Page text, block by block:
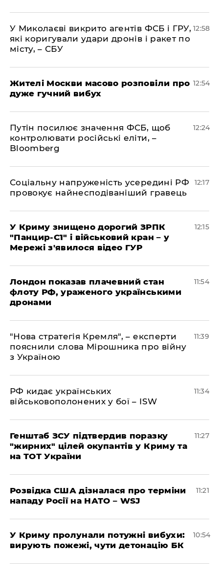
У Миколаєві викрито агентів ФСБ і ГРУ,
які коригували удари дронів і ракет по
місту, – СБУ
12:58
Жителі Москви масово розповіли про
дуже гучний вибух
12:54
Путін посилює значення ФСБ, щоб
контролювати російські еліти, –
Bloomberg
12:24
Соціальну напруженість усередині РФ
провокує найнесподіваніший гравець
12:17
У Криму знищено дорогий ЗРПК
"Панцир-С1" і військовий кран – у
Мережі з'явилося відео ГУР
12:15
Лондон показав плачевний стан
флоту РФ, ураженого українськими
дронами
11:54
"Нова стратегія Кремля", – експерти
пояснили слова Мірошника про війну
з Україною
11:39
РФ кидає українських
військовополонених у бої – ISW
11:34
Генштаб ЗСУ підтвердив поразку
"жирних" цілей окупантів у Криму та
на ТОТ України
11:27
Розвідка США дізналася про терміни
нападу Росії на НАТО – WSJ
11:21
У Криму пролунали потужні вибухи:
вирують пожежі, чути детонацію БК
10:54